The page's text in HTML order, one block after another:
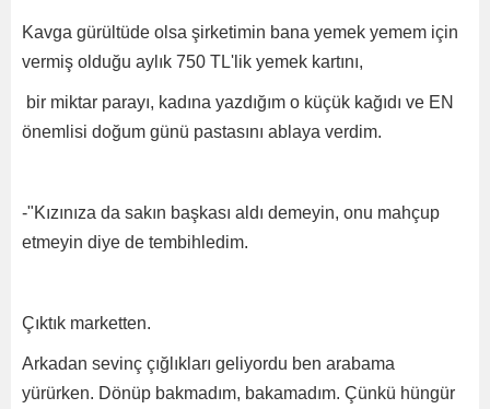
Kavga gürültüde olsa şirketimin bana yemek yemem için
vermiş olduğu aylık 750 TL'lik yemek kartını,
bir miktar parayı, kadına yazdığım o küçük kağıdı ve EN
önemlisi doğum günü pastasını ablaya verdim.
-"Kızınıza da sakın başkası aldı demeyin, onu mahçup
etmeyin diye de tembihledim.
Çıktık marketten.
Arkadan sevinç çığlıkları geliyordu ben arabama
yürürken. Dönüp bakmadım, bakamadım. Çünkü hüngür